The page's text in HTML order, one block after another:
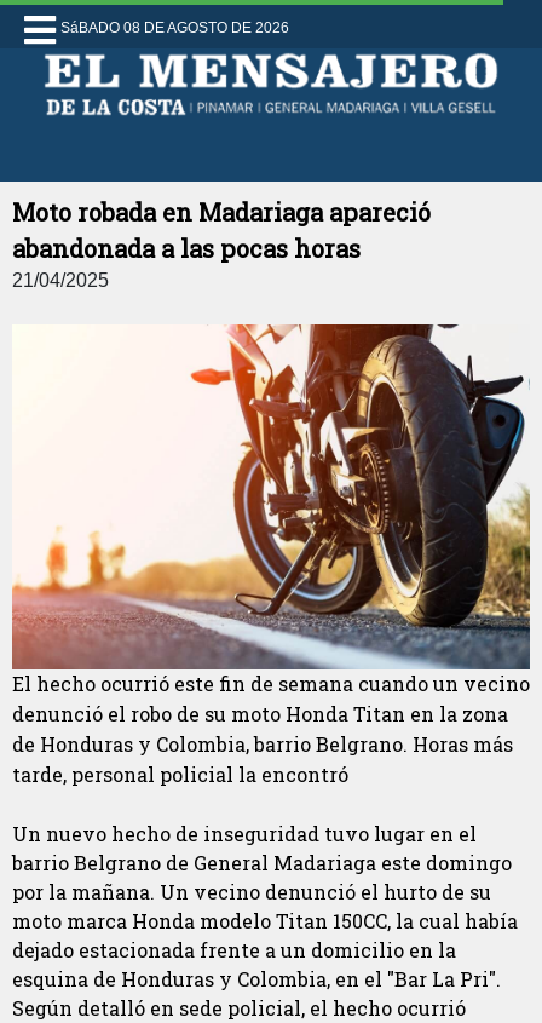
SáBADO 08 DE AGOSTO DE 2026
Moto robada en Madariaga apareció
abandonada a las pocas horas
21/04/2025
El hecho ocurrió este fin de semana cuando un vecino
denunció el robo de su moto Honda Titan en la zona
de Honduras y Colombia, barrio Belgrano. Horas más
tarde, personal policial la encontró
Un nuevo hecho de inseguridad tuvo lugar en el
barrio Belgrano de General Madariaga este domingo
por la mañana. Un vecino denunció el hurto de su
moto marca Honda modelo Titan 150CC, la cual había
dejado estacionada frente a un domicilio en la
esquina de Honduras y Colombia, en el "Bar La Pri".
Según detalló en sede policial, el hecho ocurrió